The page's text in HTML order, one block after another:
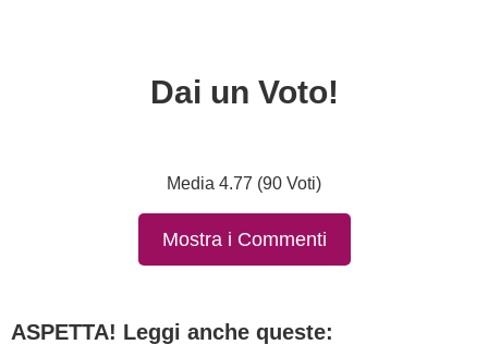
Dai un Voto!
Media 4.77 (90 Voti)
Mostra i Commenti
ASPETTA! Leggi anche queste: